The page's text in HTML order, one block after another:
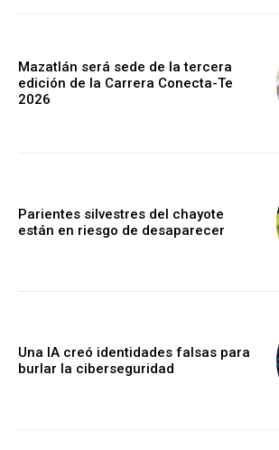
Mazatlán será sede de la tercera
edición de la Carrera Conecta-Te
2026
Parientes silvestres del chayote
están en riesgo de desaparecer
Una IA creó identidades falsas para
burlar la ciberseguridad